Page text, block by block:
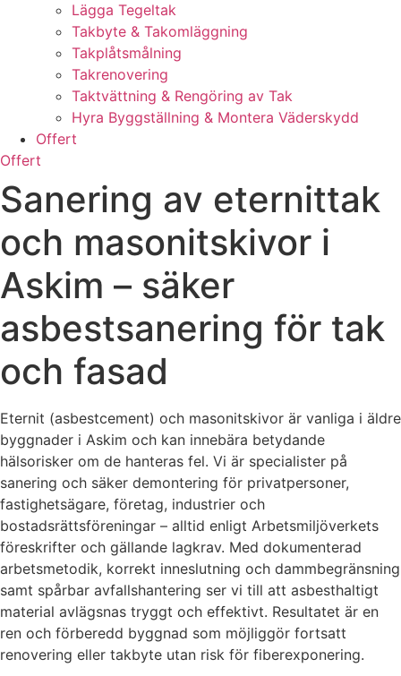
Lägga Tegeltak
Takbyte & Takomläggning
Takplåtsmålning
Takrenovering
Taktvättning & Rengöring av Tak
Hyra Byggställning & Montera Väderskydd
Offert
Offert
Sanering av eternittak
och masonitskivor i
Askim – säker
asbestsanering för tak
och fasad
Eternit (asbestcement) och masonitskivor är vanliga i äldre
byggnader i Askim och kan innebära betydande
hälsorisker om de hanteras fel. Vi är specialister på
sanering och säker demontering för privatpersoner,
fastighetsägare, företag, industrier och
bostadsrättsföreningar – alltid enligt Arbetsmiljöverkets
föreskrifter och gällande lagkrav. Med dokumenterad
arbetsmetodik, korrekt inneslutning och dammbegränsning
samt spårbar avfallshantering ser vi till att asbesthaltigt
material avlägsnas tryggt och effektivt. Resultatet är en
ren och förberedd byggnad som möjliggör fortsatt
renovering eller takbyte utan risk för fiberexponering.